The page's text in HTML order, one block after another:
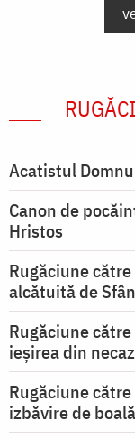
Acatistul
Canon de
Hristos
Rugăciune
alcătuită de
Rugăciune
ieşirea din
Rugăciune
izbăvire de boală